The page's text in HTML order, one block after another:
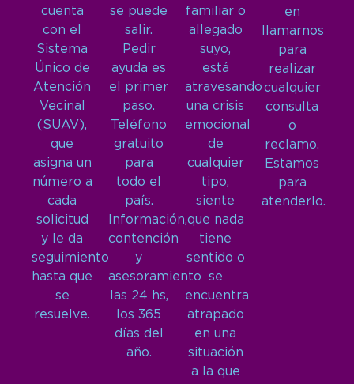
cuenta
con el
Sistema
Único de
Atención
Vecinal
(SUAV),
que
asigna un
número a
cada
solicitud
y le da
seguimiento
hasta que
se
resuelve.
se puede
salir.
Pedir
ayuda es
el primer
paso.
Teléfono
gratuito
para
todo el
país.
Información,
contención
y
asesoramiento
las 24 hs,
los 365
días del
año.
familiar o
allegado
suyo,
está
atravesando
una crisis
emocional
de
cualquier
tipo,
siente
que nada
tiene
sentido o
se
encuentra
atrapado
en una
situación
a la que
en
llamarnos
para
realizar
cualquier
consulta
o
reclamo.
Estamos
para
atenderlo.